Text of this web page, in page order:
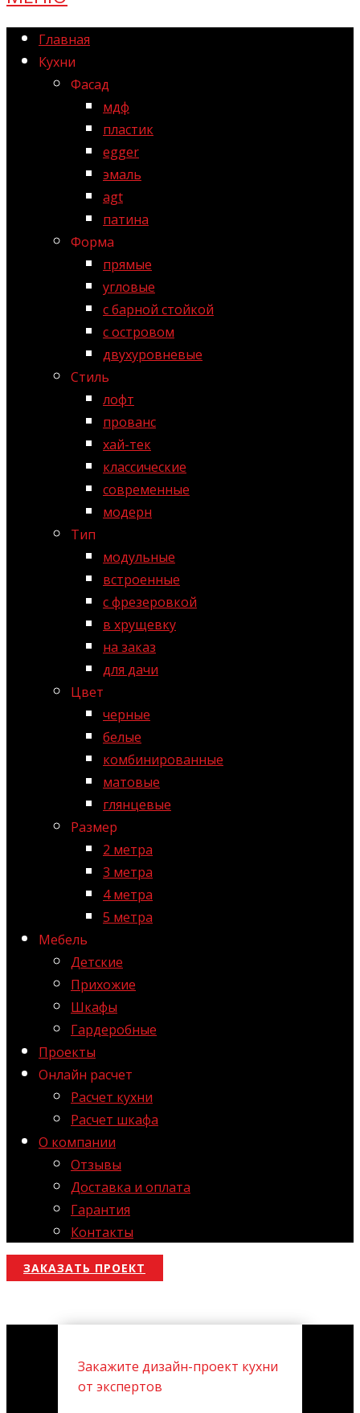
Главная
Кухни
Фасад
мдф
пластик
egger
эмаль
agt
патина
Форма
прямые
угловые
с барной стойкой
с островом
двухуровневые
Стиль
лофт
прованс
хай-тек
классические
современные
модерн
Тип
модульные
встроенные
с фрезеровкой
в хрущевку
на заказ
для дачи
Цвет
черные
белые
комбинированные
матовые
глянцевые
Размер
2 метра
3 метра
4 метра
5 метра
Мебель
Детские
Прихожие
Шкафы
Гардеробные
Проекты
Онлайн расчет
Расчет кухни
Расчет шкафа
О компании
Отзывы
Доставка и оплата
Гарантия
Контакты
ЗАКАЗАТЬ ПРОЕКТ
Закажите дизайн-проект кухни
от экспертов